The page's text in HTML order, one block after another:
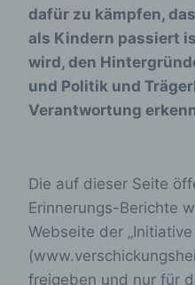
dafür zu kämpfen,
als Kindern passiert
wird, den
und Politik und
Verantwortung
Die auf dieser Seite
Erinnerungs-Berichte
Webseite der
freigeben und nur für